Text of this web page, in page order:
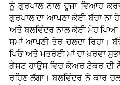
ਨੂੰ ਗੁਰਪਾਲ ਨਾਲ ਦੂਜਾ ਵਿਆਹ
ਗੁਰਪਾਲ ਦਾ ਆਪਣਾ ਕੋਈ ਬੱਚਾ ਨਾ
ਅਤੇ ਬਲਵਿੰਦਰ ਨਾਲ ਕੋਈ ਮੋਹ
ਸਮਾਂ ਆਪਣੀ ਤੋਰ ਚਲਦਾ ਰਿਹਾ।
ਪਿਓ ਅਤੇ ਮਤਰੇਈ ਮਾਂ ਦਾ ਖ਼ਰਵਾ
ਗੈਸਟ ਹਾਉਸ ਵਿਚ ਕੇਅਰ ਟੇਕਰ
ਰਹਿਣ ਲੱਗਾ। ਬਲਵਿੰਦਰ ਨੇ ਕਾਰ